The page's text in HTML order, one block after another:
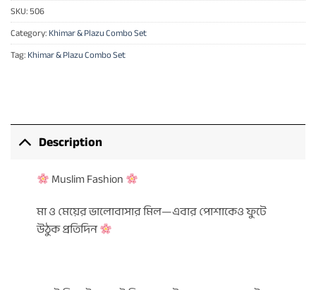
SKU:506
Category:Khimar & Plazu Combo Set
Tag:Khimar & Plazu Combo Set
Description
Muslim Fashion
মা ও মেয়ের ভালোবাসার মিল—এবার পোশাকেও ফুটে
উঠুক প্রতিদিন